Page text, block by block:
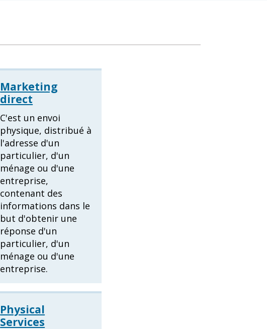
Marketing
direct
C'est un envoi
physique, distribué à
l'adresse d'un
particulier, d'un
ménage ou d'une
entreprise,
contenant des
informations dans le
but d'obtenir une
réponse d'un
particulier, d'un
ménage ou d'une
entreprise.
Physical
Services